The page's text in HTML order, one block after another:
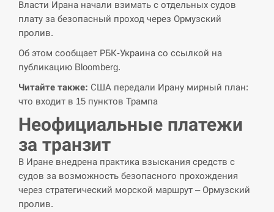
СЕРПЕНЬ
14:53
Экс-послу в США Стефанишиной
вручили новое подозрение и избирают
СЕРПЕНЬ
14:40
У Росії розгортається ракетний підрозділ
КНДР – Reuters
СЕРПЕНЬ
Поставки ракет для ПВО сократились
Власти Ирана начали взимать с отдельных судов
плату за безопасный проход через Ормузский
пролив.
Об этом сообщает РБК-Украина со ссылкой на
публикацию Bloomberg.
Читайте также: США передали Ирану мирный план:
что входит в 15 пунктов Трампа
Неофициальные платежи
за транзит
В Иране внедрена практика взыскания средств с
судов за возможность безопасного прохождения
через стратегический морской маршрут – Ормузский
пролив.